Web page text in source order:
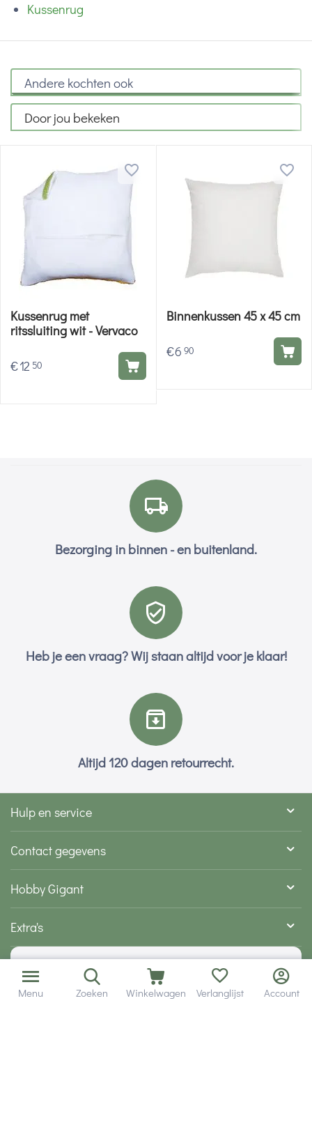
Kussenrug
Andere kochten ook
Door jou bekeken
Kussenrug met
ritssluiting wit - Vervaco
€12 50
Binnenkussen 45 x 45 cm
€6 90
Bezorging in binnen - en buitenland.
Heb je een vraag? Wij staan altijd voor je klaar!
Altijd 120 dagen retourrecht.
Hulp en service
Contact gegevens
Hobby Gigant
Extra's
Wij zijn bereikbaar via
Menu Zoeken Winkelwagen Verlanglijst Account